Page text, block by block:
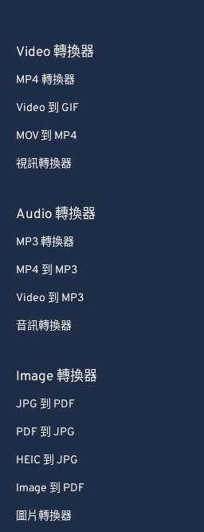
Video 轉換器
MP4 轉換器
Video 到 GIF
MOV 到 MP4
視訊轉換器
Audio 轉換器
MP3 轉換器
MP4 到 MP3
Video 到 MP3
音訊轉換器
Image 轉換器
JPG 到 PDF
PDF 到 JPG
HEIC 到 JPG
Image 到 PDF
圖片轉換器